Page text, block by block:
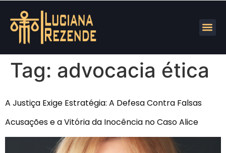
Tag: advocacia ética
A Justiça Exige Estratégia: A Defesa Contra Falsas
Acusações e a Vitória da Inocência no Caso Alice